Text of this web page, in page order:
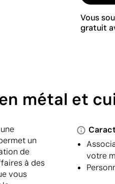
Vous
gratuit
métal et
un
de
à des
vous
votre